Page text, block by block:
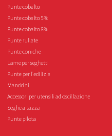
Punte cobalto
Punte cobalto 5%
Punte cobalto 8%
Punte rullate
Punte coniche
Lame per seghetti
Punte per l'edilizia
Mandrini
Accessori per utensili ad oscillazione
Seghe a tazza
Punte pilota